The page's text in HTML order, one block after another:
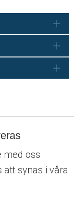
med oss
att synas i våra